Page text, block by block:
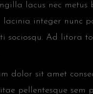
lacus nec metus
lacinia integer nunc
sociosqu. Ad litora
dolor sit amet
pellentesque